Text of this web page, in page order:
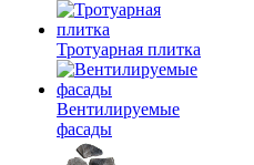
Тротуарная плитка
Вентилируемые
фасады